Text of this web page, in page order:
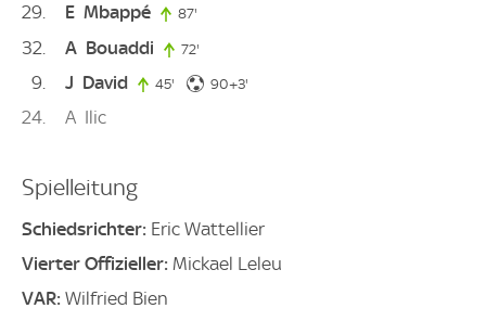
29 E Mbappé 87'
32 A Bouaddi 72'
9 J David 45' 45. minute
90+3'
24 A Ilic
Spielleitung
Schiedsrichter: Eric Wattellier
Vierter Offizieller: Mickael Leleu
VAR: Wilfried Bien